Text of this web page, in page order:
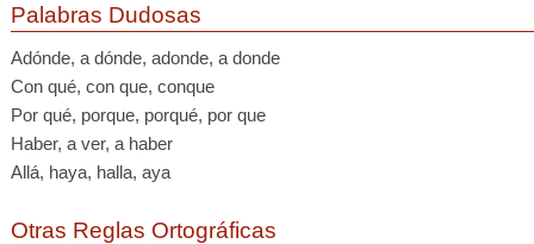
Palabras Dudosas
Adónde, a dónde, adonde, a donde
Con qué, con que, conque
Por qué, porque, porqué, por que
Haber, a ver, a haber
Allá, haya, halla, aya
Otras Reglas Ortográficas